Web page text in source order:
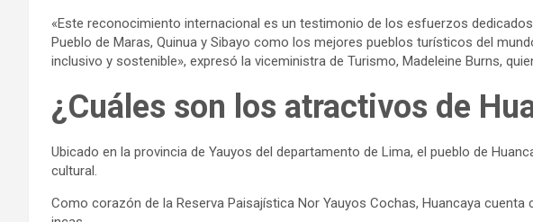
«Este reconocimiento internacional es un testimonio de los esfuerzos
Pueblo de Maras, Quinua y Sibayo como los mejores pueblos turísticos del
inclusivo y sostenible», expresó la viceministra de Turismo, Madeleine Burns,
¿Cuáles son los atractivos de
Ubicado en la provincia de Yauyos del departamento de Lima, el pueblo de
cultural.
Como corazón de la Reserva Paisajística Nor Yauyos Cochas, Huancaya